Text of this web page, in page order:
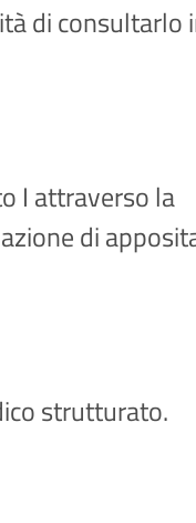
di consultarlo
I attraverso la
di
strutturato.